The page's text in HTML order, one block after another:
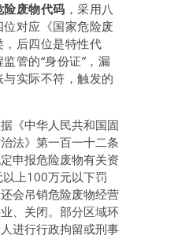
险废物代码 ，采用八
对应《国家危险废
后四位是特性代
管的“身份证”，漏
实际不符，触发的
据《中华人民共和国固
法》第一百一十二条
申报危险废物有关资
上100万元以下罚
会吊销危险废物经营
、关闭。部分区域环
进行行政拘留或刑事